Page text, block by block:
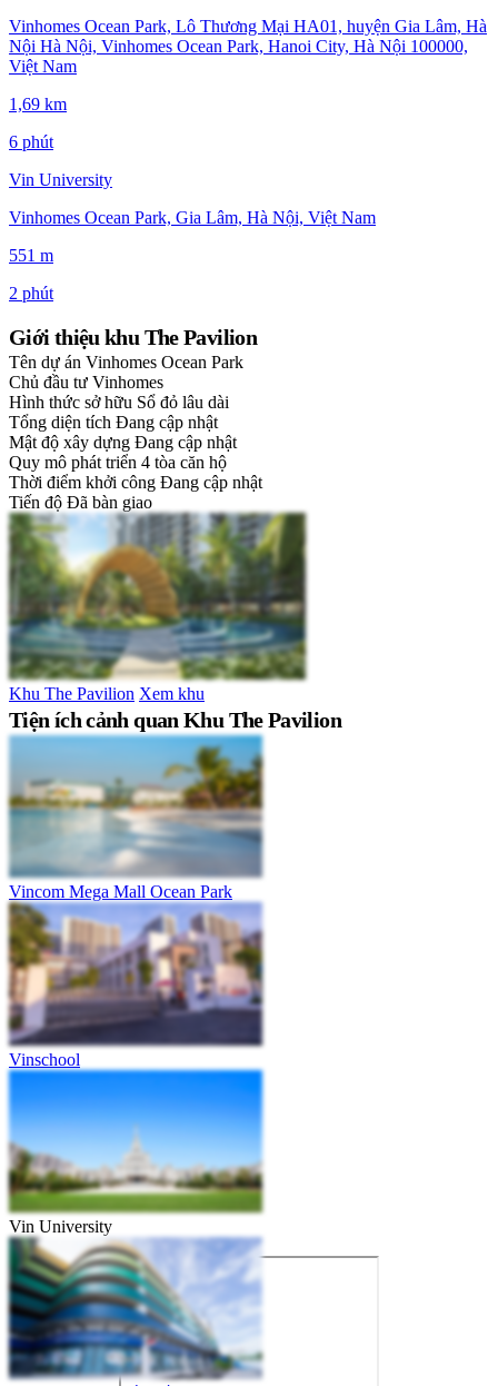
Vinhomes Ocean Park, Lô Thương Mại HA01, huyện Gia Lâm, Hà
Nội Hà Nội, Vinhomes Ocean Park, Hanoi City, Hà Nội 100000,
Việt Nam
1,69 km
6 phút
Vin University
Vinhomes Ocean Park, Gia Lâm, Hà Nội, Việt Nam
551 m
2 phút
Giới thiệu khu The Pavilion
Tên dự án Vinhomes Ocean Park
Chủ đầu tư Vinhomes
Hình thức sở hữu Sổ đỏ lâu dài
Tổng diện tích Đang cập nhật
Mật độ xây dựng Đang cập nhật
Quy mô phát triển 4 tòa căn hộ
Thời điểm khởi công Đang cập nhật
Tiến độ Đã bàn giao
Khu The Pavilion Xem khu
Tiện ích cảnh quan Khu The Pavilion
Vincom Mega Mall Ocean Park
Vinschool
Vin University